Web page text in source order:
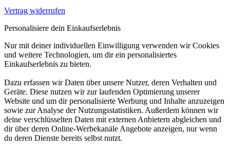
Vertrag widerrufen
Personalisiere dein Einkaufserlebnis
Nur mit deiner individuellen Einwilligung verwenden wir Cookies
und weitere Technologien, um dir ein personalisiertes
Einkaufserlebnis zu bieten.
Dazu erfassen wir Daten über unsere Nutzer, deren Verhalten und
Geräte. Diese nutzen wir zur laufenden Optimierung unserer
Website und um dir personalisierte Werbung und Inhalte anzuzeigen
sowie zur Analyse der Nutzungsstatistiken. Außerdem können wir
deine verschlüsselten Daten mit externen Anbietern abgleichen und
dir über deren Online-Werbekanäle Angebote anzeigen, nur wenn
du deren Dienste bereits selbst nutzt.